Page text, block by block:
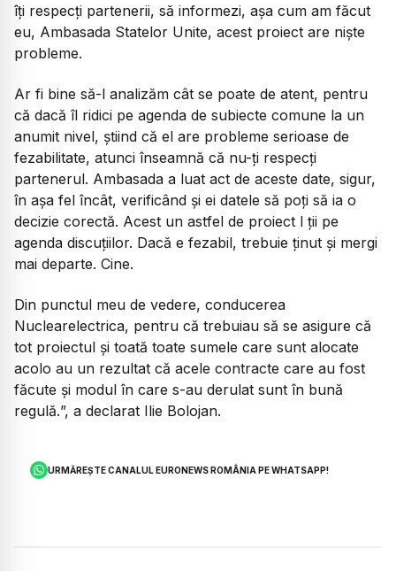
îți respecți partenerii, să informezi, așa cum am făcut
eu, Ambasada Statelor Unite, acest proiect are niște
probleme.
Ar fi bine să-l analizăm cât se poate de atent, pentru
că dacă îl ridici pe agenda de subiecte comune la un
anumit nivel, știind că el are probleme serioase de
fezabilitate, atunci înseamnă că nu-ți respecți
partenerul. Ambasada a luat act de aceste date, sigur,
în așa fel încât, verificând și ei datele să poți să ia o
decizie corectă. Acest un astfel de proiect l ții pe
agenda discuțiilor. Dacă e fezabil, trebuie ținut și mergi
mai departe. Cine.
Din punctul meu de vedere, conducerea
Nuclearelectrica, pentru că trebuiau să se asigure că
tot proiectul și toată toate sumele care sunt alocate
acolo au un rezultat că acele contracte care au fost
făcute și modul în care s-au derulat sunt în bună
regulă.”, a declarat Ilie Bolojan.
URMĂREȘTE CANALUL EURONEWS ROMÂNIA PE WHATSAPP!